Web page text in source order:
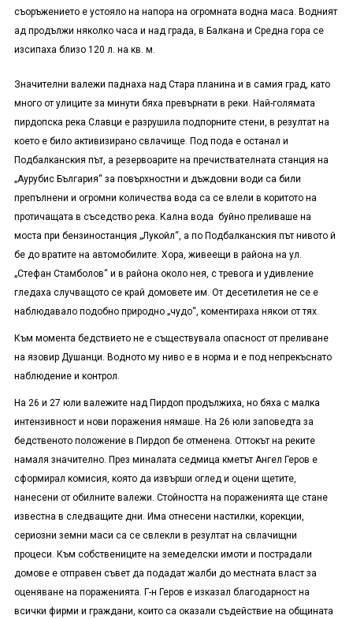
съоръжението е устояло на напора на огромната водна маса. Водният
ад продължи няколко часа и над града, в Балкана и Средна гора се
изсипаха близо 120 л. на кв. м.
Значителни валежи паднаха над Стара планина и в самия град, като
много от улиците за минути бяха превърнати в реки. Най-голямата
пирдопска река Славци е разрушила подпорните стени, в резултат на
което е било активизирано свлачище. Под пода е останал и
Подбалканския път, а резервоарите на пречиствателната станция на
„Аурубис България“ за повърхностни и дъждовни води са били
препълнени и огромни количества вода са се влели в коритото на
протичащата в съседство река. Кална вода буйно преливаше на
моста при бензиностанция „Лукойл“, а по Подбалканския път нивото й
бе до вратите на автомобилите. Хора, живеещи в района на ул.
„Стефан Стамболов“ и в района около нея, с тревога и удивление
гледаха случващото се край домовете им. От десетилетия не се е
наблюдавало подобно природно „чудо“, коментираха някои от тях.
Към момента бедствието не е съществувала опасност от преливане
на язовир Душанци. Водното му ниво е в норма и е под непрекъснато
наблюдение и контрол.
На 26 и 27 юли валежите над Пирдоп продължиха, но бяха с малка
интензивност и нови поражения нямаше. На 26 юли заповедта за
бедственото положение в Пирдоп бе отменена. Оттокът на реките
намаля значително. През миналата седмица кметът Ангел Геров е
сформирал комисия, която да извърши оглед и оцени щетите,
нанесени от обилните валежи. Стойността на пораженията ще стане
известна в следващите дни. Има отнесени настилки, корекции,
сериозни земни маси са се свлекли в резултат на свлачищни
процеси. Към собствениците на земеделски имоти и пострадали
домове е отправен съвет да подадат жалби до местната власт за
оценяване на пораженията. Г-н Геров е изказал благодарност на
всички фирми и граждани, които са оказали съдействие на общината